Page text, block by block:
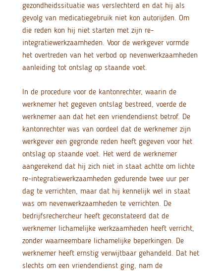
gezondheidssituatie was verslechterd en dat hij als
gevolg van medicatiegebruik niet kon autorijden. Om
die reden kon hij niet starten met zijn re-
integratiewerkzaamheden. Voor de werkgever vormde
het overtreden van het verbod op nevenwerkzaamheden
aanleiding tot ontslag op staande voet.
In de procedure voor de kantonrechter, waarin de
werknemer het gegeven ontslag bestreed, voerde de
werknemer aan dat het een vriendendienst betrof. De
kantonrechter was van oordeel dat de werknemer zijn
werkgever een gegronde reden heeft gegeven voor het
ontslag op staande voet. Het werd de werknemer
aangerekend dat hij zich niet in staat achtte om lichte
re-integratiewerkzaamheden gedurende twee uur per
dag te verrichten, maar dat hij kennelijk wel in staat
was om nevenwerkzaamheden te verrichten. De
bedrijfsrechercheur heeft geconstateerd dat de
werknemer lichamelijke werkzaamheden heeft verricht,
zonder waarneembare lichamelijke beperkingen. De
werknemer heeft ernstig verwijtbaar gehandeld. Dat het
slechts om een vriendendienst ging, nam de